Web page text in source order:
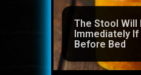
The Stool Will
Immediately If
Before Bed